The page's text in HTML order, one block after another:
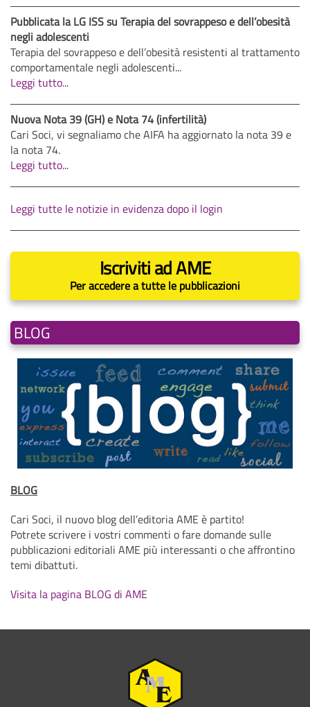
Pubblicata la LG ISS su Terapia del sovrappeso e dell’obesità
negli adolescenti
Terapia del sovrappeso e dell’obesità resistenti al trattamento
comportamentale negli adolescenti...
Leggi tutto...
Nuova Nota 39 (GH) e Nota 74 (infertilità)
Cari Soci, vi segnaliamo che AIFA ha aggiornato la nota 39 e
la nota 74.
Leggi tutto...
Leggi tutte le notizie in evidenza dopo il login
Iscriviti ad AME
Per accedere a tutte le pubblicazioni
BLOG
BLOG
Cari Soci, il nuovo blog dell’editoria AME è partito!
Potrete scrivere i vostri commenti o fare domande sulle
pubblicazioni editoriali AME più interessanti o che affrontino
temi dibattuti.
Visita la pagina BLOG di AME